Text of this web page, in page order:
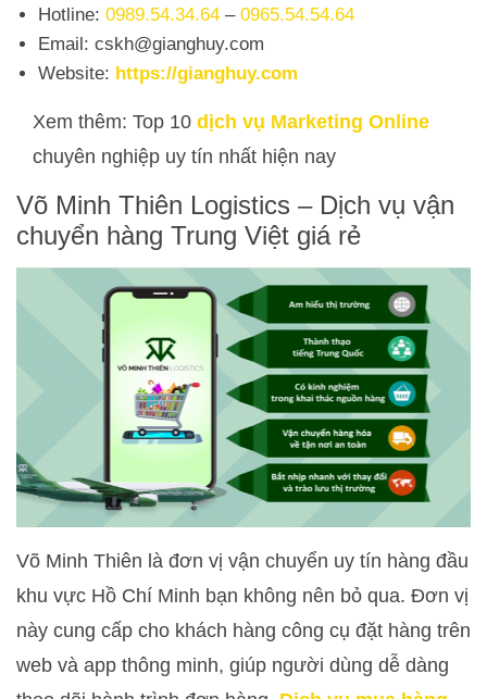
Hotline: 0989.54.34.64 – 0965.54.54.64
Email: cskh@gianghuy.com
Website: https://gianghuy.com
Xem thêm: Top 10 dịch vụ Marketing Online
chuyên nghiệp uy tín nhất hiện nay
Võ Minh Thiên Logistics – Dịch vụ vận
chuyển hàng Trung Việt giá rẻ
Võ Minh Thiên là đơn vị vận chuyển uy tín hàng đầu
khu vực Hồ Chí Minh bạn không nên bỏ qua. Đơn vị
này cung cấp cho khách hàng công cụ đặt hàng trên
web và app thông minh, giúp người dùng dễ dàng